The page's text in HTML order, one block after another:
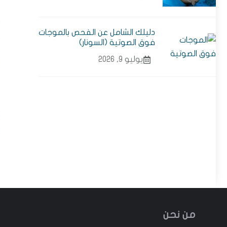
دليلك الشامل عن الفحص بالموجات
فوق الصوتية (السونار)
يوليو 9, 2026
من نحن